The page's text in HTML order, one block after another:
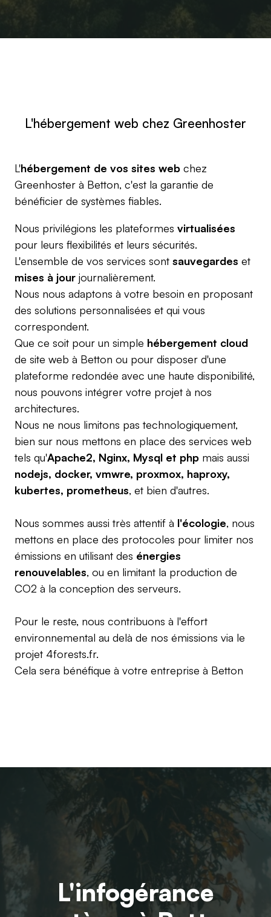
L'hébergement web chez Greenhoster
L'hébergement de vos sites web chez
Greenhoster à Betton, c'est la garantie de
bénéficier de systèmes fiables.
Nous privilégions les plateformes virtualisées
pour leurs flexibilités et leurs sécurités.
L'ensemble de vos services sont sauvegardes et
mises à jour journalièrement.
Nous nous adaptons à votre besoin en proposant
des solutions personnalisées et qui vous
correspondent.
Que ce soit pour un simple hébergement cloud
de site web à Betton ou pour disposer d'une
plateforme redondée avec une haute disponibilité,
nous pouvons intégrer votre projet à nos
architectures.
Nous ne nous limitons pas technologiquement,
bien sur nous mettons en place des services web
tels qu'Apache2, Nginx, Mysql et php mais aussi
nodejs, docker, vmwre, proxmox, haproxy,
kubertes, prometheus, et bien d'autres.
Nous sommes aussi très attentif à l'écologie, nous
mettons en place des protocoles pour limiter nos
émissions en utilisant des énergies
renouvelables, ou en limitant la production de
CO2 à la conception des serveurs.
Pour le reste, nous contribuons à l'effort
environnemental au delà de nos émissions via le
projet 4forests.fr.
Cela sera bénéfique à votre entreprise à Betton
L'infogérance